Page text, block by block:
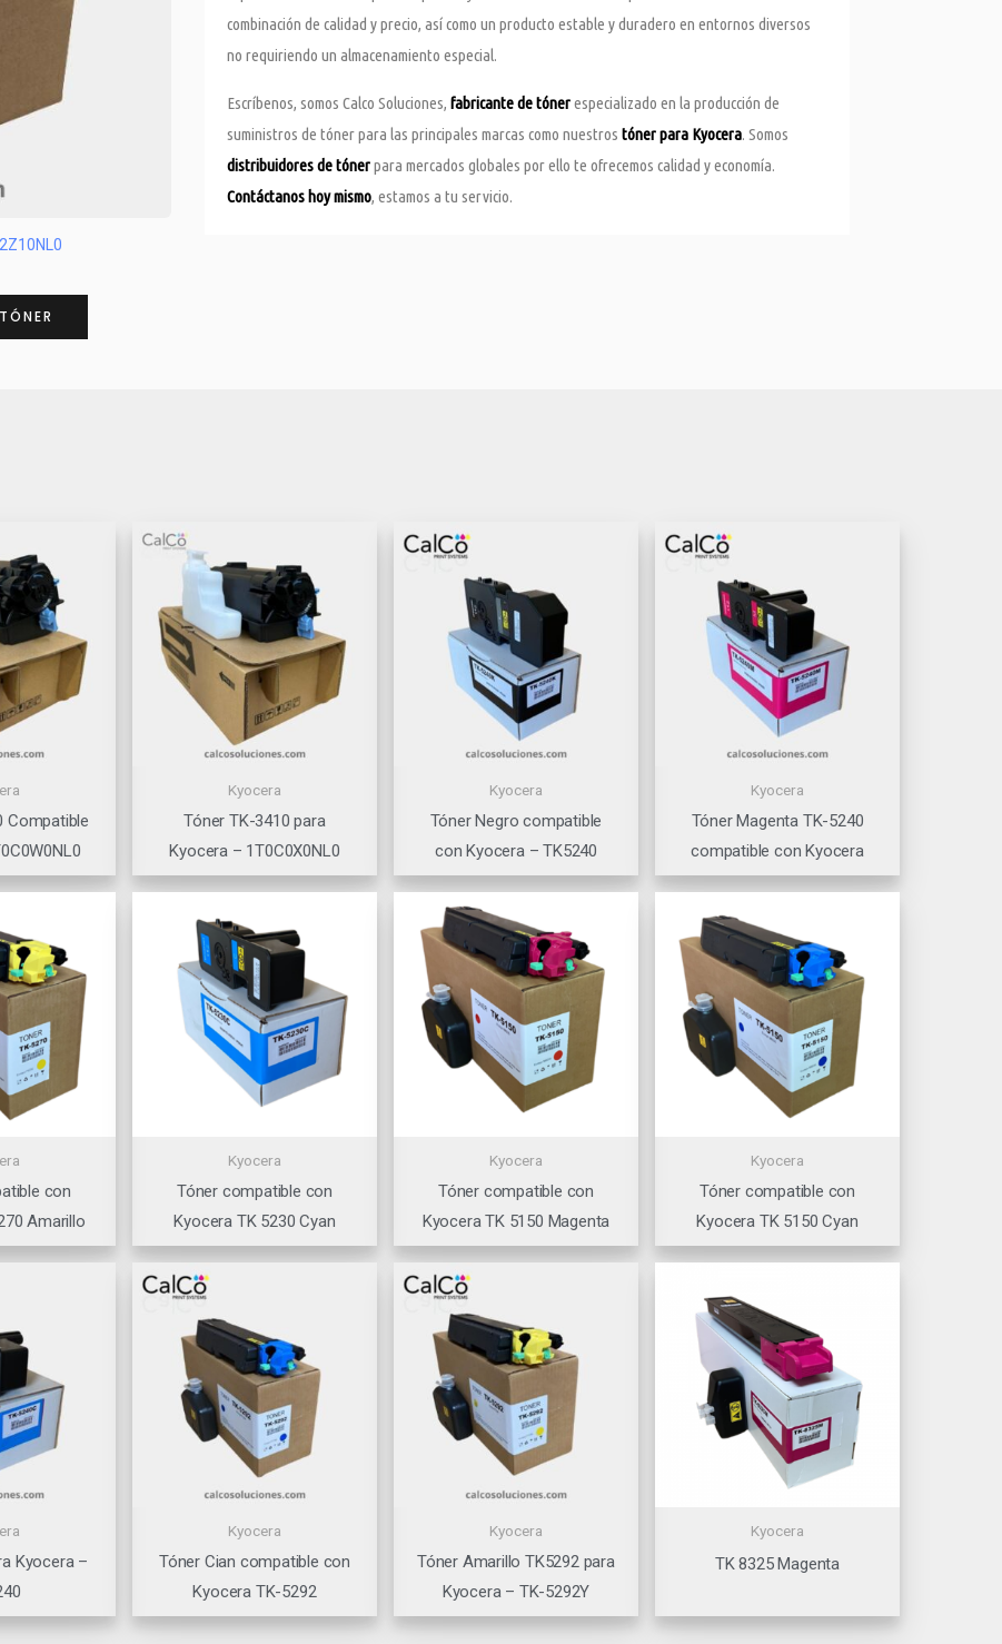
combinación de calidad y precio, así como un producto estable y duradero en entornos diversos
no requiriendo un almacenamiento especial.
Escríbenos, somos Calco Soluciones, fabricante de tónerespecializado en la producción de
suministros de tóner para las principales marcas como nuestros tóner para Kyocera. Somos
distribuidores de tónerpara mercados globales por ello te ofrecemos calidad y economía.
Contáctanos hoy mismo, estamos a tu servicio.
Compatible
Kyocera
Tóner TK-3410 para
Kyocera – 1T0C0X0NL0
Kyocera
Tóner Negro compatible
con Kyocera – TK5240
Kyocera
Tóner Magenta TK-5240
compatible con Kyocera
con
Amarillo
Kyocera
Tóner compatible con
Kyocera TK 5230 Cyan
Kyocera
Tóner compatible con
Kyocera TK 5150 Magenta
Kyocera
Tóner compatible con
Kyocera TK 5150 Cyan
Kyocera –
Kyocera
Tóner Cian compatible con
Kyocera TK-5292
Kyocera
Tóner Amarillo TK5292 para
Kyocera – TK-5292Y
Kyocera
TK 8325 Magenta